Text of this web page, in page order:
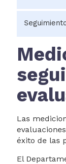
Sobre
Pueblos y
de Desarrollo
Mecanismo
Documentos
Sobre el
​​​​​​​​​​​​​​​​​​​​​​​​​​​​​​​​​Las
éxito de las
El